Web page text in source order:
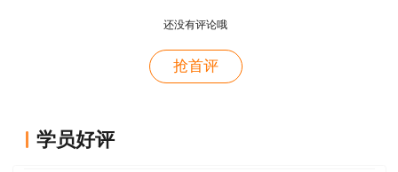
参加全部4个科目考试（级别为考全科）的人
考试（级别为免一科）的人员，必须在连续3个考
还没有评论哦
抢首评
学员好评
用户m2****66